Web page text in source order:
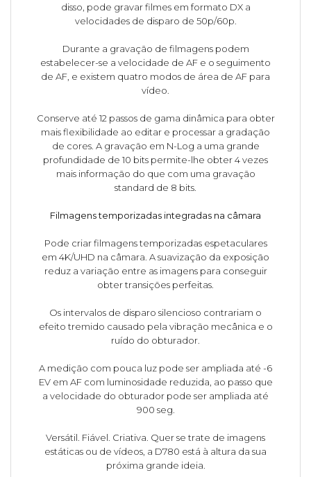
disso, pode gravar filmes em formato DX a
velocidades de disparo de 50p/60p.
Durante a gravação de filmagens podem
estabelecer-se a velocidade de AF e o seguimento
de AF, e existem quatro modos de área de AF para
vídeo.
Conserve até 12 passos de gama dinâmica para obter
mais flexibilidade ao editar e processar a gradação
de cores. A gravação em N-Log a uma grande
profundidade de 10 bits permite-lhe obter 4 vezes
mais informação do que com uma gravação
standard de 8 bits.
Filmagens temporizadas integradas na câmara
Pode criar filmagens temporizadas espetaculares
em 4K/UHD na câmara. A suavização da exposição
reduz a variação entre as imagens para conseguir
obter transições perfeitas.
Os intervalos de disparo silencioso contrariam o
efeito tremido causado pela vibração mecânica e o
ruído do obturador.
A medição com pouca luz pode ser ampliada até -6
EV em AF com luminosidade reduzida, ao passo que
a velocidade do obturador pode ser ampliada até
900 seg.
Versátil. Fiável. Criativa. Quer se trate de imagens
estáticas ou de vídeos, a D780 está à altura da sua
próxima grande ideia.